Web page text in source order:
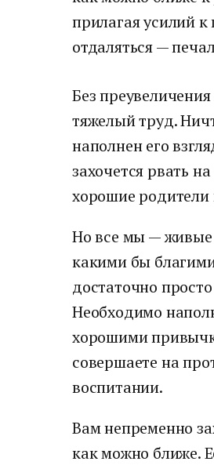
прилагая усилий
отдаляться —
Без
тяжелый труд.
наполнен его
захочется рвать
хорошие родители
Но все мы —
какими бы
достаточно
Необходимо
хорошими
совершаете на
воспитании.
Вам непременно
как можно ближе.